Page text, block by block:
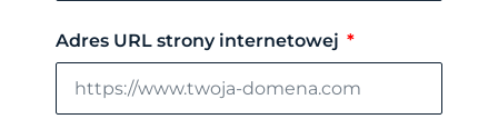
Adres URL strony internetowej